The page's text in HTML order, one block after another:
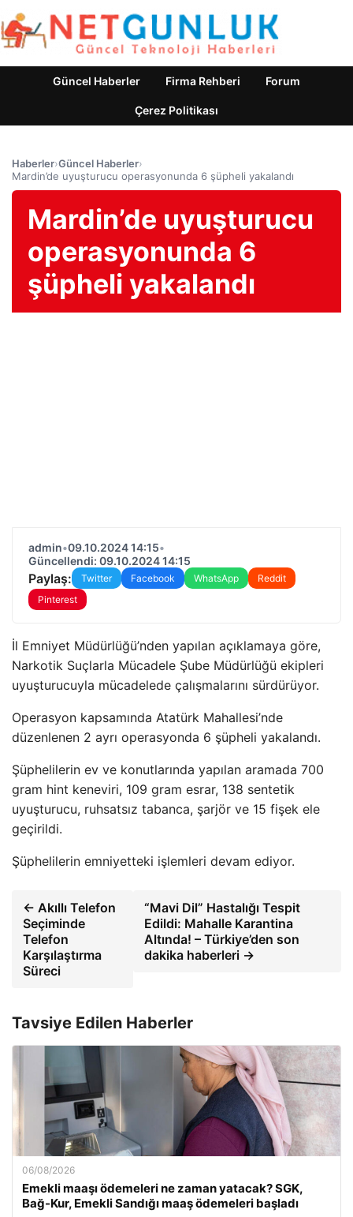
Güncel Haberler Firma Rehberi Forum
Çerez Politikası
Haberler›Güncel Haberler›
Mardin’de uyuşturucu operasyonunda 6 şüpheli yakalandı
Mardin’de uyuşturucu
operasyonunda 6
şüpheli yakalandı
admin•09.10.2024 14:15•
Güncellendi: 09.10.2024 14:15
Paylaş: Twitter Facebook WhatsApp
Reddit
Pinterest
İl Emniyet Müdürlüğü’nden yapılan açıklamaya göre,
Narkotik Suçlarla Mücadele Şube Müdürlüğü ekipleri
uyuşturucuyla mücadelede çalışmalarını sürdürüyor.
Operasyon kapsamında Atatürk Mahallesi’nde
düzenlenen 2 ayrı operasyonda 6 şüpheli yakalandı.
Şüphelilerin ev ve konutlarında yapılan aramada 700
gram hint keneviri, 109 gram esrar, 138 sentetik
uyuşturucu, ruhsatsız tabanca, şarjör ve 15 fişek ele
geçirildi.
Şüphelilerin emniyetteki işlemleri devam ediyor.
← Akıllı Telefon
Seçiminde
Telefon
Karşılaştırma
Süreci
“Mavi Dil” Hastalığı Tespit
Edildi: Mahalle Karantina
Altında! – Türkiye’den son
dakika haberleri →
Tavsiye Edilen Haberler
06/08/2026
Emekli maaşı ödemeleri ne zaman yatacak? SGK,
Bağ-Kur, Emekli Sandığı maaş ödemeleri başladı